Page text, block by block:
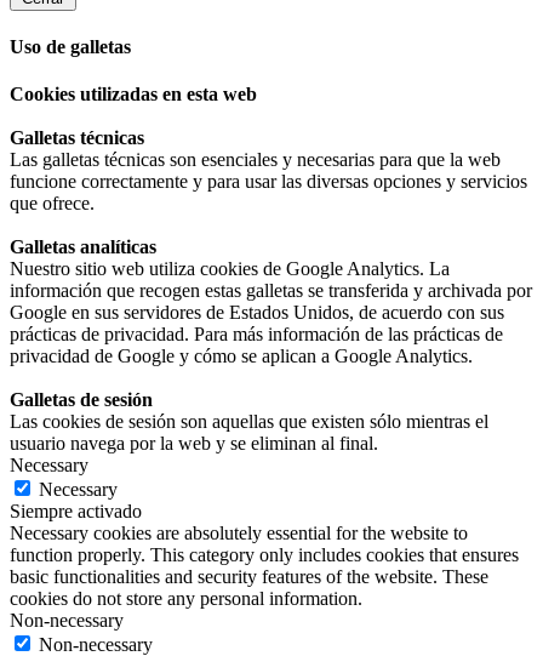
Uso de galletas
Cookies utilizadas en esta web
Galletas técnicas
Las galletas técnicas son esenciales y necesarias para que la web
funcione correctamente y para usar las diversas opciones y servicios
que ofrece.
Galletas analíticas
Nuestro sitio web utiliza cookies de Google Analytics. La
información que recogen estas galletas se transferida y archivada por
Google en sus servidores de Estados Unidos, de acuerdo con sus
prácticas de privacidad. Para más información de las prácticas de
privacidad de Google y cómo se aplican a Google Analytics.
Galletas de sesión
Las cookies de sesión son aquellas que existen sólo mientras el
usuario navega por la web y se eliminan al final.
Necessary
Necessary
Siempre activado
Necessary cookies are absolutely essential for the website to
function properly. This category only includes cookies that ensures
basic functionalities and security features of the website. These
cookies do not store any personal information.
Non-necessary
Non-necessary